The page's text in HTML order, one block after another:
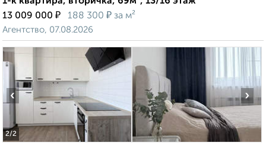
13 009 000 ₽ 188 300 ₽ за м²
Агентство, 07.08.2026
2/2
‹ ›